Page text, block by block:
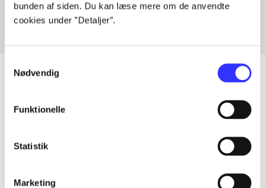
bunden af siden. Du kan læse mere om de anvendte
cookies under ”Detaljer”.
Nødvendig
Funktionelle
Statistik
Marketing
Artikler